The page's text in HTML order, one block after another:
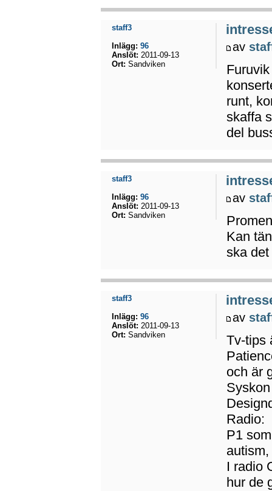
av
runt,
skaffa
del
staff3
Inlägg: 96
Anslöt: 2011-09-13
Ort: Sandviken
av
Kan
ska
staff3
Inlägg: 96
Anslöt: 2011-09-13
Ort: Sandviken
av
Tv-tips
och är
Radio:
P1
I radio
hur de
staff3
Inlägg: 96
Anslöt: 2011-09-13
Ort: Sandviken